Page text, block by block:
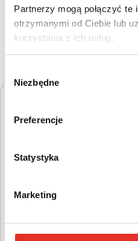
Partnerzy mogą połączyć
otrzymanymi od Ciebie lub
korzystania z ich usług.
zgody
Niezbędne
Preferencje
Statystyka
Marketing
Twój nowy
model, który